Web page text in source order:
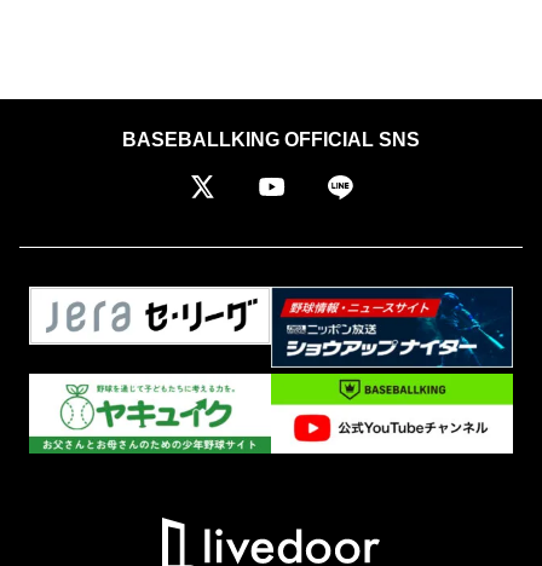
BASEBALLKING OFFICIAL SNS